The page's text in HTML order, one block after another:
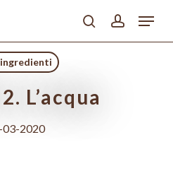
searchaccount
Menu
L’acqua
03-2020
Close